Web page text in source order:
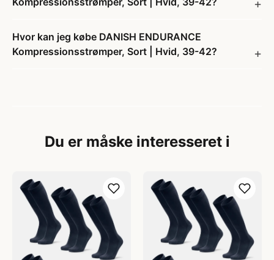
Hvor kan jeg købe DANISH ENDURANCE
Kompressionsstrømper, Sort | Hvid, 39-42?
Du er måske interesseret i